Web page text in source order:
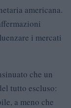
americana.
i mercati
che un
tutto escluso:
a meno che